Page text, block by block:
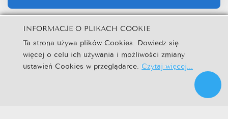
© Urząd Miejski w Kamieniu Krajeńskim.
INFORMACJE O PLIKACH COOKIE
Ta strona używa plików Cookies. Dowiedz się
więcej o celu ich używania i możliwości zmiany
ustawień Cookies w przeglądarce. Czytaj więcej...